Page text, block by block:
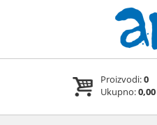
Proizvodi:0
Ukupno:0,00